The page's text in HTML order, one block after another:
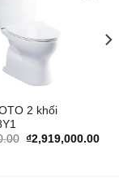
2 khối
Original
₫2,919,000.00